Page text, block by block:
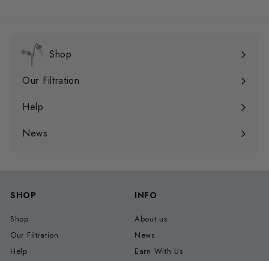
Shop
Expand
submenu
Our Filtration
Expand
submenu
Help
Expand
submenu
News
SHOP
Shop
Our Filtration
Help
INFO
About us
News
Earn With Us